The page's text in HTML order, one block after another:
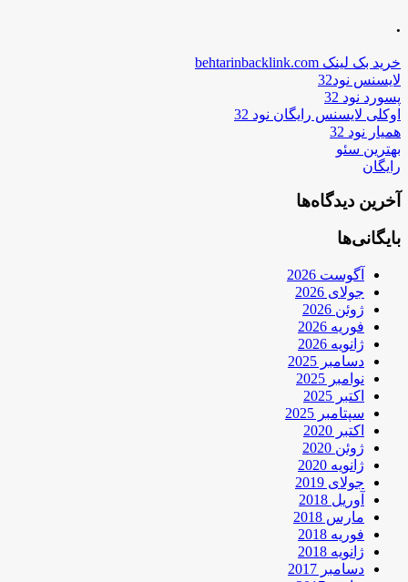
.
خرید بک لینک behtarinbacklink.com
لایسنس نود32
پسورد نود 32
اوکلی لایسنس رایگان نود 32
همیار نود 32
بهترین سئو
رایگان
آخرین دیدگاه‌ها
بایگانی‌ها
آگوست 2026
جولای 2026
ژوئن 2026
فوریه 2026
ژانویه 2026
دسامبر 2025
نوامبر 2025
اکتبر 2025
سپتامبر 2025
اکتبر 2020
ژوئن 2020
ژانویه 2020
جولای 2019
آوریل 2018
مارس 2018
فوریه 2018
ژانویه 2018
دسامبر 2017